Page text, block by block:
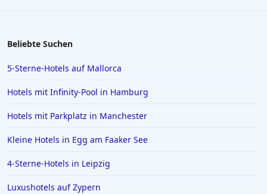
Beliebte Suchen
5-Sterne-Hotels auf Mallorca
Hotels mit Infinity-Pool in Hamburg
Hotels mit Parkplatz in Manchester
Kleine Hotels in Egg am Faaker See
4-Sterne-Hotels in Leipzig
Luxushotels auf Zypern